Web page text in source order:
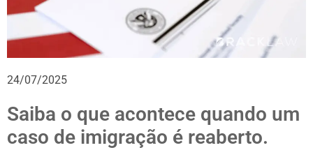
24/07/2025
Saiba o que acontece quando um
caso de imigração é reaberto.